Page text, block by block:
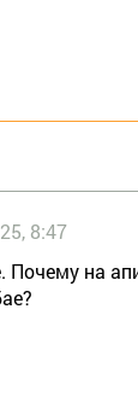
8:47
Почему на